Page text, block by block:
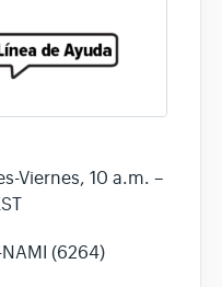
Viernes, 10 a.m. –
(6264)